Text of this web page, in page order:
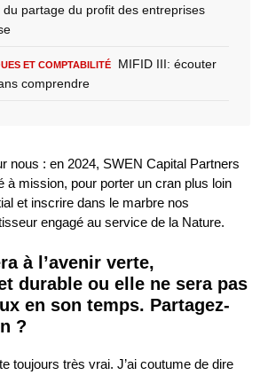
du partage du profit des entreprises
ET COMPTABILITÉ
MIFID III: écouter
comprendre
nous : en 2024, SWEN Capital Partners
à mission, pour porter un cran plus loin
et inscrire dans le marbre nos
engagé au service de la Nature.
à l’avenir verte,
durable ou elle ne sera pas
en son temps. Partagez-
?
toujours très vrai. J’ai coutume de dire